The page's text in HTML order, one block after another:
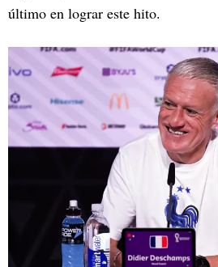
último en lograr este hito.